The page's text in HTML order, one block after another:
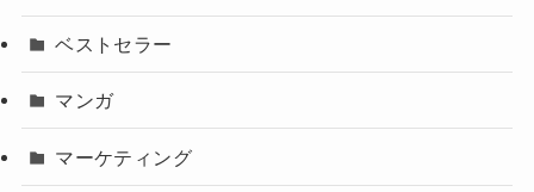
ベストセラー
マンガ
マーケティング